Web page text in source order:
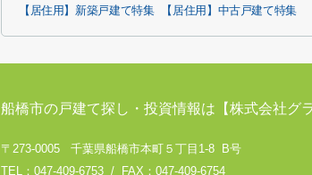
【居住用】新築戸建て特集 【居住用】中古戸建て特集
船橋市の戸建て探し・投資情報は【株式会社グ
〒273-0005 千葉県船橋市本町５丁目1-8 B号
TEL：047-409-6753 / FAX：047-409-6754